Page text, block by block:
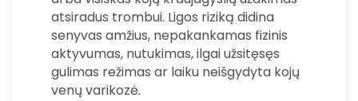
atsiradus trombui. Ligos riziką didina
senyvas amžius, nepakankamas fizinis
aktyvumas, nutukimas, ilgai užsitęsęs
gulimas režimas ar laiku neišgydyta kojų
venų varikozė.